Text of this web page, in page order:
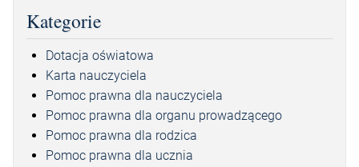
Kategorie
Dotacja oświatowa
Karta nauczyciela
Pomoc prawna dla nauczyciela
Pomoc prawna dla organu prowadzącego
Pomoc prawna dla rodzica
Pomoc prawna dla ucznia